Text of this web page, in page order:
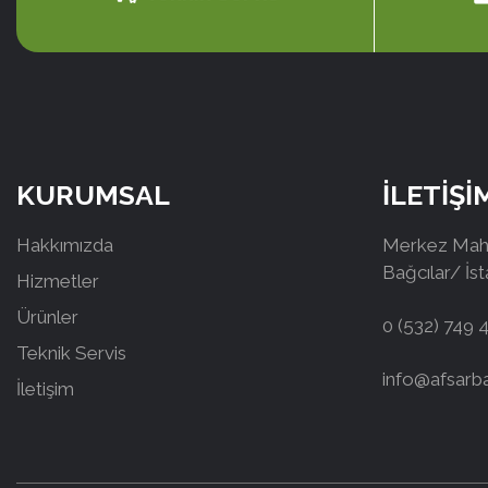
KURUMSAL
Hakkımızda
Hizmetler
Ürünler
Teknik Servis
İletişim
Merkez
Bağcılar/
0 (532) 749